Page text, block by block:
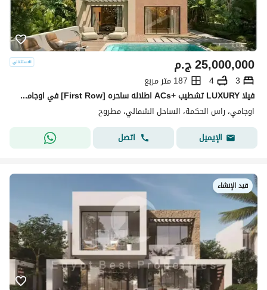
ج.م25,000,000
3
4
187 متر مربع
فيلا LUXURY تشطيب +ACs اطلاله ساحره [First Row] في اوجامي سوديك اميز شاطي في راس الحكمه Sandy Beach بجوار سيزر و فوكا باي و لافيستا | OGAMI BY S
اوجامي، راس الحكمة، الساحل الشمالي، مطروح
الإيميل
اتصل
قيد الإنشاء